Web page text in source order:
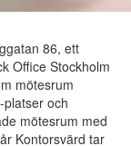
86, ett
Office Stockholm
mötesrum
och
mötesrum med
Kontorsvärd tar